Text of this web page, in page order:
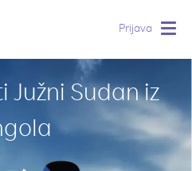
Prijava
Južni Sudan iz